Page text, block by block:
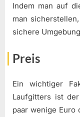
Indem man auf
man
sichere
Preis
Ein wichtiger
Laufgitters ist
paar wenige